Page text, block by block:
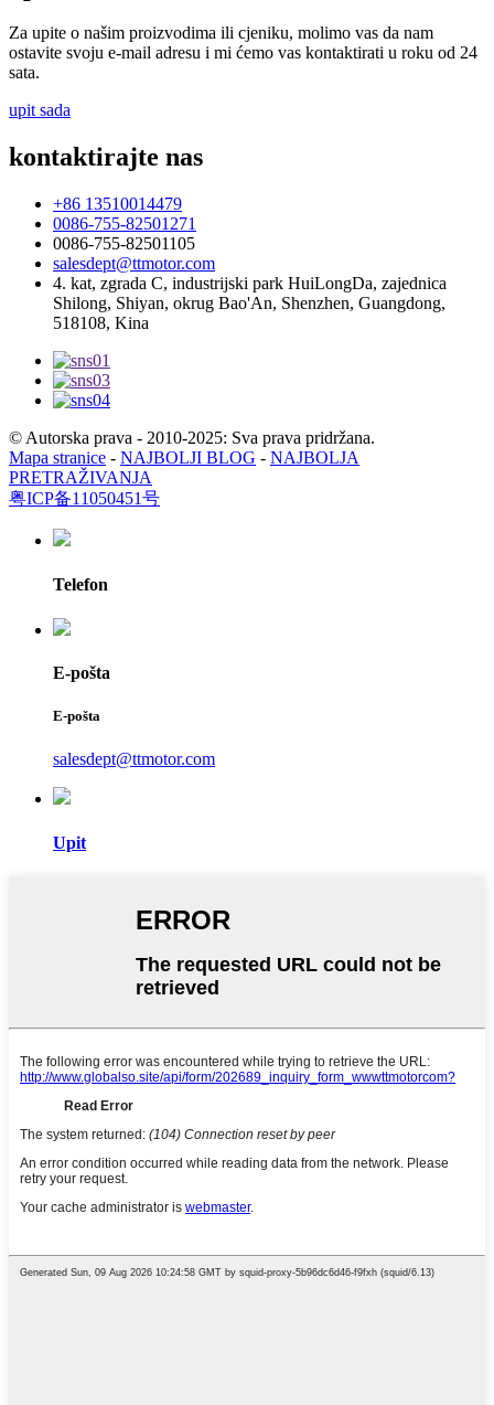
Za upite o našim proizvodima ili cjeniku, molimo vas da nam
ostavite svoju e-mail adresu i mi ćemo vas kontaktirati u roku od 24
sata.
upit sada
kontaktirajte nas
+86 13510014479
0086-755-82501271
0086-755-82501105
salesdept@ttmotor.com
4. kat, zgrada C, industrijski park HuiLongDa, zajednica
Shilong, Shiyan, okrug Bao'An, Shenzhen, Guangdong,
518108, Kina
© Autorska prava - 2010-2025: Sva prava pridržana.
Mapa stranice - NAJBOLJI BLOG - NAJBOLJA
PRETRAŽIVANJA
粤ICP备11050451号
Telefon
E-pošta
E-pošta
salesdept@ttmotor.com
Upit